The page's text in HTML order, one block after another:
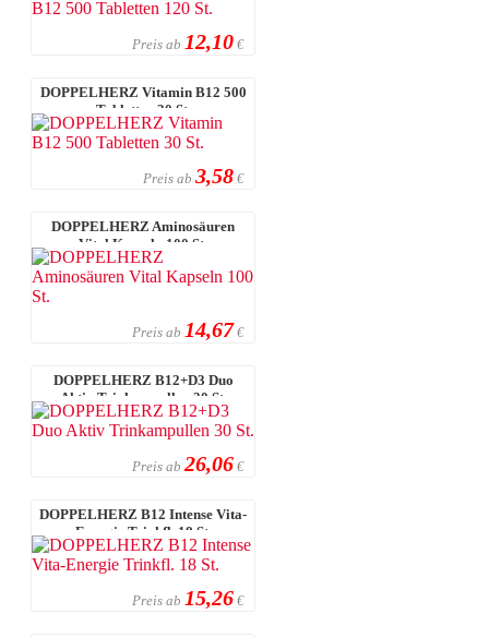
Preis ab 12,10 €
DOPPELHERZ Vitamin B12 500
Tabletten 30 St.
Preis ab 3,58 €
DOPPELHERZ Aminosäuren
Vital Kapseln 100 St.
Preis ab 14,67 €
DOPPELHERZ B12+D3 Duo
Aktiv Trinkampullen 30 St.
Preis ab 26,06 €
DOPPELHERZ B12 Intense Vita-
Energie Trinkfl. 18 St.
Preis ab 15,26 €